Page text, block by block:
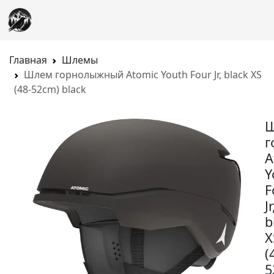
Главная
Шлемы
Шлем горнолыжный Atomic Youth Four Jr, black XS
(48-52cm) black